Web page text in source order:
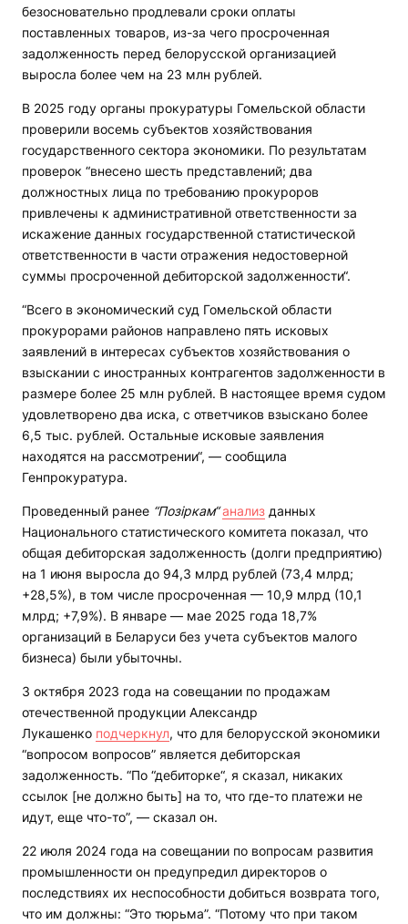
безосновательно продлевали сроки оплаты
поставленных товаров, из-за чего просроченная
задолженность перед белорусской организацией
выросла более чем на 23 млн рублей.
В 2025 году органы прокуратуры Гомельской области
проверили восемь субъектов хозяйствования
государственного сектора экономики. По результатам
проверок “внесено шесть представлений; два
должностных лица по требованию прокуроров
привлечены к административной ответственности за
искажение данных государственной статистической
ответственности в части отражения недостоверной
суммы просроченной дебиторской задолженности“.
“Всего в экономический суд Гомельской области
прокурорами районов направлено пять исковых
заявлений в интересах субъектов хозяйствования о
взыскании с иностранных контрагентов задолженности в
размере более 25 млн рублей. В настоящее время судом
удовлетворено два иска, с ответчиков взыскано более
6,5 тыс. рублей. Остальные исковые заявления
находятся на рассмотрении“, — сообщила
Генпрокуратура.
Проведенный ранее “Позіркам“ анализ данных
Национального статистического комитета показал, что
общая дебиторская задолженность (долги предприятию)
на 1 июня выросла до 94,3 млрд рублей (73,4 млрд;
+28,5%), в том числе просроченная — 10,9 млрд (10,1
млрд; +7,9%). В январе — мае 2025 года 18,7%
организаций в Беларуси без учета субъектов малого
бизнеса) были убыточны.
3 октября 2023 года на совещании по продажам
отечественной продукции Александр
Лукашенко подчеркнул, что для белорусской экономики
“вопросом вопросов” является дебиторская
задолженность. “По “дебиторке“, я сказал, никаких
ссылок [не должно быть] на то, что где-то платежи не
идут, еще что-то”, — сказал он.
22 июля 2024 года на совещании по вопросам развития
промышленности он предупредил директоров о
последствиях их неспособности добиться возврата того,
что им должны: “Это тюрьма”. “Потому что при таком